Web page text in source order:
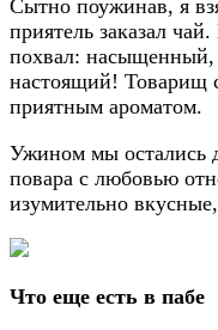
Сытно поужинав, я
приятель заказал
похвал:
настоящий! Товарищ
приятным ароматом.
Ужином мы остались
повара с любовью
изумительно
Что еще есть в пабе